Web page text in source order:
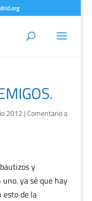
2012 |Comentario a
y
ya sé que hay
de la